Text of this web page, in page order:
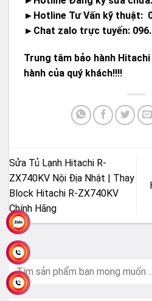
►Hotline Tư Vấn kỹ thuật:
►Chat zalo trực tuyến:
Trung tâm bảo hành
hành của quý khách!!!!
Sửa Tủ Lạnh Hitachi R-
ZX740KV Nội Địa Nhật | Thay
Block Hitachi R-ZX740KV
Chính Hãng